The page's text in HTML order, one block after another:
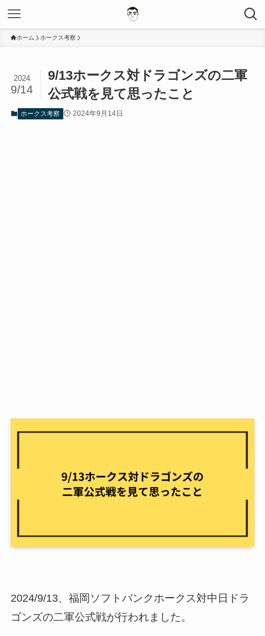
ホーム ホークス考察
9/13ホークス対ドラゴンズの二軍
公式戦を見て思ったこと
2024
9/14
ホークス考察 2024年9月14日
2024/9/13、福岡ソフトバンクホークス対中日ドラ
ゴンズの二軍公式戦が行われました。